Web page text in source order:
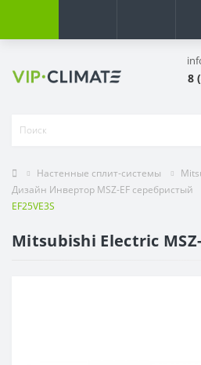
8
Настенные сплит-системы
Дизайн Инвертор MSZ-EF серебристый
EF25VE3S
Mitsubishi Electric MSZ-